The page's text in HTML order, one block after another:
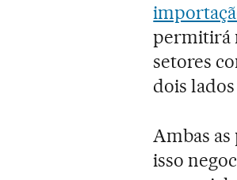
permitirá
setores
dois
Ambas
isso